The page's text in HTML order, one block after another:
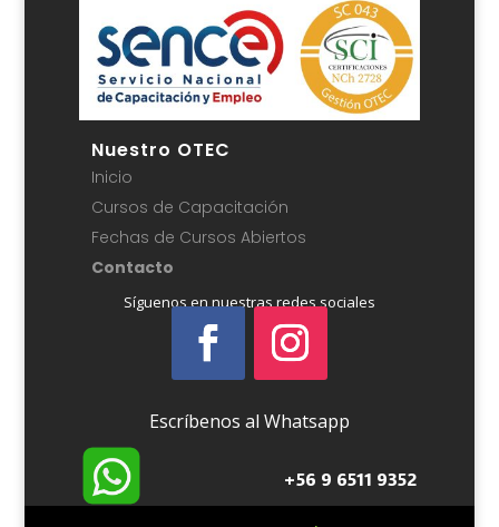
Nuestro OTEC
Inicio
Cursos de Capacitación
Fechas de Cursos Abiertos
Contacto
Síguenos en nuestras redes sociales
Escríbenos al Whatsapp
+56 9 6511 9352